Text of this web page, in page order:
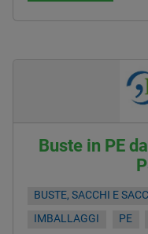
Buste in PE
BUSTE, SACCHI E
IMBALLAGGI
PE